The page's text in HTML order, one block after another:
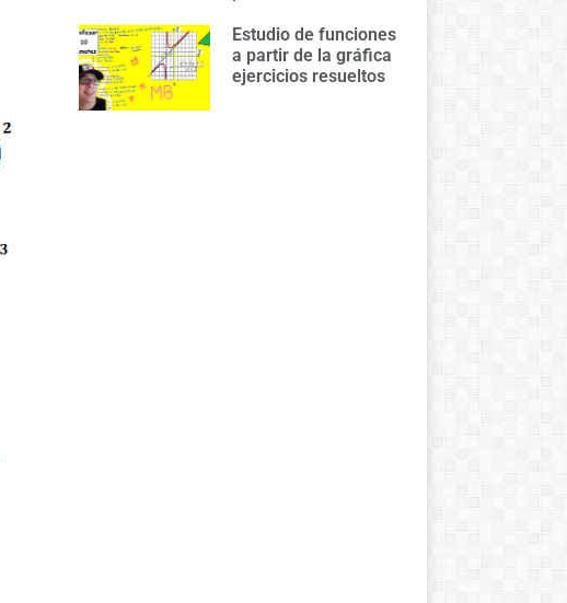
Estudio de funciones
a partir de la gráfica
ejercicios resueltos